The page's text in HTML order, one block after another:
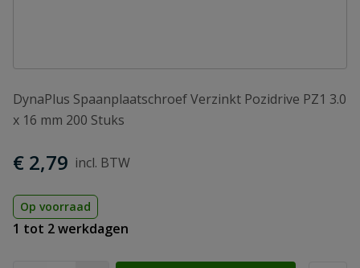
DynaPlus Spaanplaatschroef Verzinkt Pozidrive PZ1 3.0
x 16 mm 200 Stuks
€ 2,79
Op voorraad
1 tot 2 werkdagen